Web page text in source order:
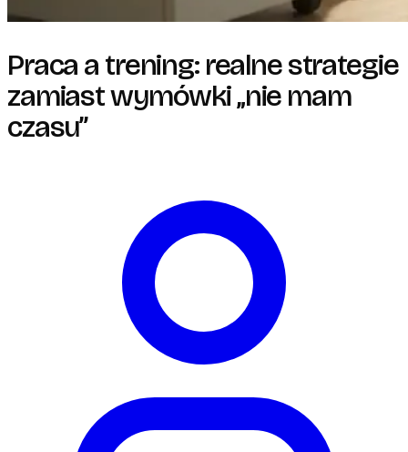
Praca a trening: realne strategie
zamiast wymówki „nie mam
czasu”